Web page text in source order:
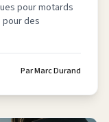
pour motards
des
ParMarc Durand